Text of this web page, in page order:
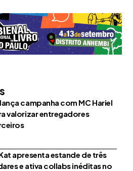
campanha com MC Hariel
valorizar entregadores
apresenta estande de três
e ativa collabs inéditas no